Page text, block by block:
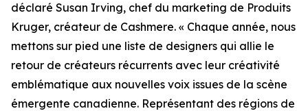
déclaré Susan Irving, chef du marketing de Produits
Kruger, créateur de Cashmere. « Chaque année, nous
mettons sur pied une liste de designers qui allie le
retour de créateurs récurrents avec leur créativité
emblématique aux nouvelles voix issues de la scène
émergente canadienne. Représentant des régions de